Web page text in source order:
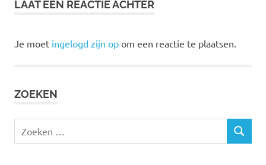
LAAT EEN REACTIE ACHTER
Je moet ingelogd zijn op om een reactie te plaatsen.
ZOEKEN
naar:
ZOEKEN